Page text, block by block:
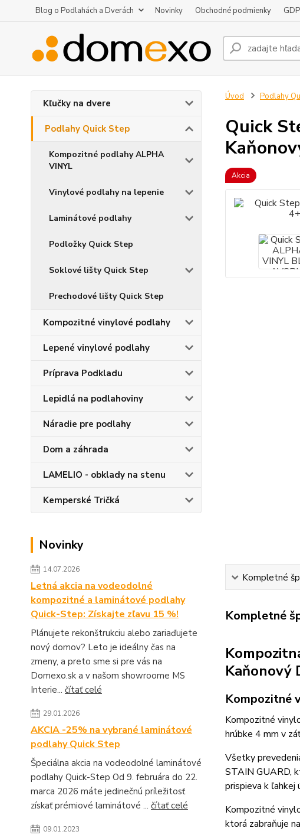
Blog o Podlahách a Dverách Novinky Obchodné podmienky
Kľučky na dvere
Podlahy Quick Step
Kompozitné podlahy ALPHA
VINYL
Vinylové podlahy na lepenie
Laminátové podlahy
Podložky Quick Step
Soklové lišty Quick Step
Prechodové lišty Quick Step
Kompozitné vinylové podlahy
Lepené vinylové podlahy
Príprava Podkladu
Lepidlá na podlahoviny
Náradie pre podlahy
Dom a záhrada
LAMELIO - obklady na stenu
Kemperské Tričká
Novinky
14.07.2026
Letná akcia na vodeodolné
kompozitné a laminátové podlahy
Quick-Step: Získajte zľavu 15 %!
Plánujete rekonštrukciu alebo zariaďujete
nový domov? Leto je ideálny čas na
zmeny, a preto sme si pre vás na
Domexo.sk a v našom showroome MS
Interie... čítať celé
29.01.2026
AKCIA -25% na vybrané laminátové
podlahy Quick Step
Špeciálna akcia na vodeodolné laminátové
podlahy Quick-Step Od 9. februára do 22.
marca 2026 máte jedinečnú príležitosť
získať prémiové laminátové ... čítať celé
09.01.2023
Úvod Podlahy
Quick
Akcia
Kompletné
Kompletné
Kaňonový
Kompozitné
Kompozitné
hrúbke 4 mm v
Všetky
STAIN GUARD,
prispieva k ľahkej
Kompozitné
ktorá zabraňuje